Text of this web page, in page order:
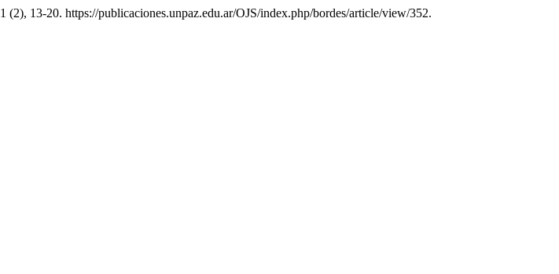
1 (2), 13-20. https://publicaciones.unpaz.edu.ar/OJS/index.php/bordes/article/view/352.